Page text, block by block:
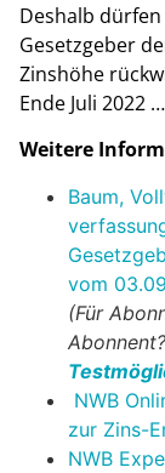
Deshalb
Gesetzgeber
Zinshöhe
Ende Juli 2022 …
Weitere
Baum,
vom
(Für
NWB
zur Zins-
NWB